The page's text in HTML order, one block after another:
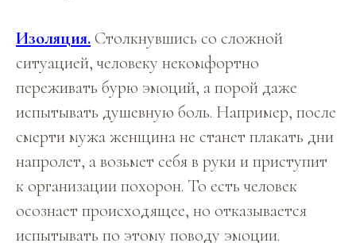
Изоляция.Столкнувшись со сложной
ситуацией, человеку некомфортно
переживать бурю эмоций, а порой даже
испытывать душевную боль. Например, после
смерти мужа женщина не станет плакать дни
напролет, а возьмет себя в руки и приступит
к организации похорон. То есть человек
осознает происходящее, но отказывается
испытывать по этому поводу эмоции.